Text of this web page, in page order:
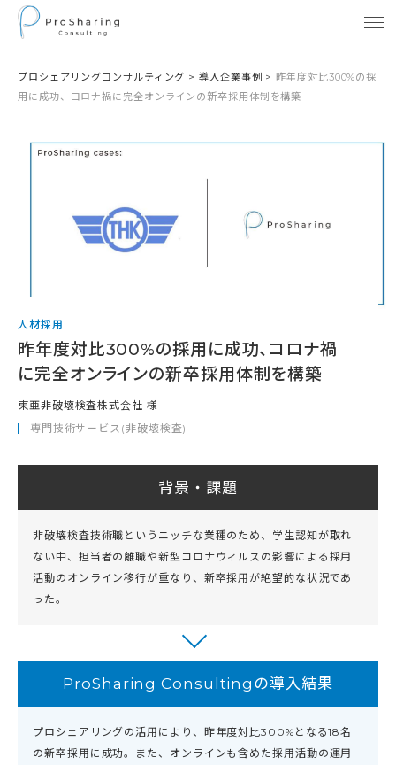
プロシェアリングコンサルティング >導入企業事例 >昨年度対比300%の採
用に成功、コロナ禍に完全オンラインの新卒採用体制を構築
人材採用
昨年度対比300%の採用に成功、コロナ禍
に完全オンラインの新卒採用体制を構築
東亜非破壊検査株式会社 様
専門技術サービス(非破壊検査)
背景・課題
非破壊検査技術職というニッチな業種のため、学生認知が取れ
ない中、担当者の離職や新型コロナウィルスの影響による採用
活動のオンライン移行が重なり、新卒採用が絶望的な状況であ
った。
ProSharing Consultingの導入結果
プロシェアリングの活用により、昨年度対比300%となる18名
の新卒採用に成功。また、オンラインも含めた採用活動の運用